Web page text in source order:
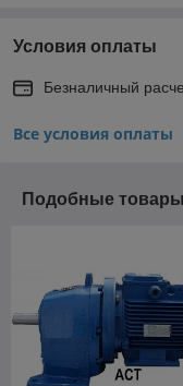
Условия оплаты
Безналичный
Все условия оплаты
Подобные